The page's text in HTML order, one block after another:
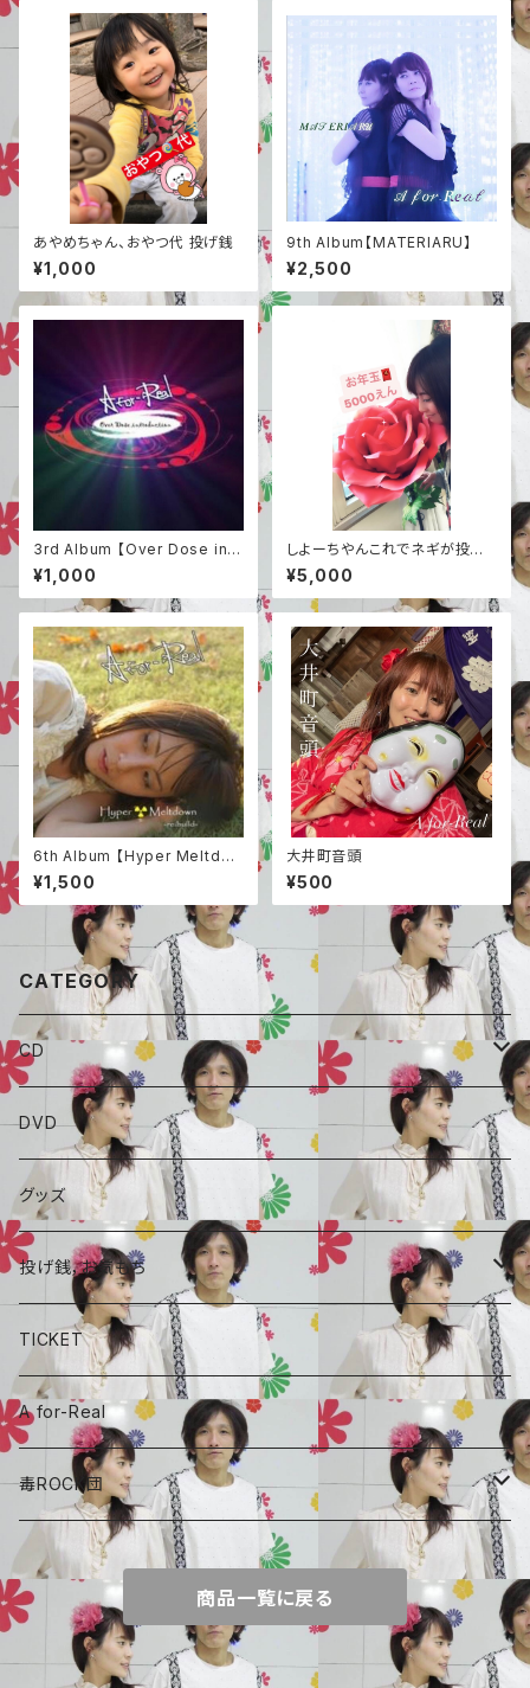
あやめちゃん、おやつ代 投げ銭
¥1,000
9th Album【MATERIARU】
¥2,500
3rd Album 【Over Dose intr
oduction】
¥1,000
しよーちやんこれでネギが投げ
れるね！スタジオライブ応援-【5
000えん】-
¥5,000
6th Album 【Hyper Meltdo
wn -re:build-】
¥1,500
大井町音頭
¥500
CATEGORY
CD
ALBAUM
A for-Real
毒ROCK団
SINGLE
コラボCD
A for-Real
毒ROCK団
DVD
グッズ
投げ銭，お気もち
あやめちゃんおやつ
頑張れ、しょーちゃん
しょーちゃん、おやつ
TICKET
A for-Real
毒ROCK団
Album
商品一覧に戻る